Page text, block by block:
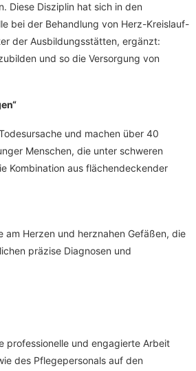
Diese Disziplin hat sich in den
bei der Behandlung von Herz-Kreislauf-
der Ausbildungsstätten, ergänzt:
und so die Versorgung von
und machen über 40
Menschen, die unter schweren
Kombination aus flächendeckender
Herzen und herznahen Gefäßen, die
präzise Diagnosen und
professionelle und engagierte Arbeit
des Pflegepersonals auf den